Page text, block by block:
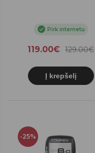
Pirk internetu
119.00€ 129.00€
Į krepšelį
-25%